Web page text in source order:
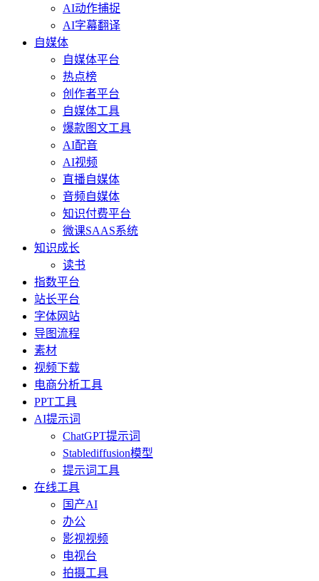
AI动作捕捉
AI字幕翻译
自媒体
自媒体平台
热点榜
创作者平台
自媒体工具
爆款图文工具
AI配音
AI视频
直播自媒体
音频自媒体
知识付费平台
微课SAAS系统
知识成长
读书
指数平台
站长平台
字体网站
导图流程
素材
视频下载
电商分析工具
PPT工具
AI提示词
ChatGPT提示词
Stablediffusion模型
提示词工具
在线工具
国产AI
办公
影视视频
电视台
拍摄工具